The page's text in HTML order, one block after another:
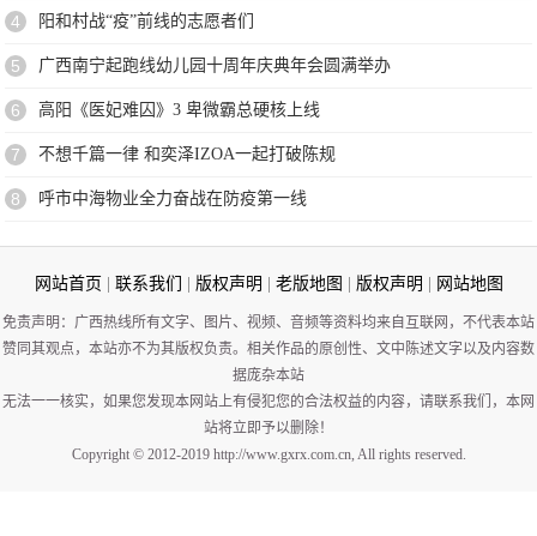
4 阳和村战“疫”前线的志愿者们
5 广西南宁起跑线幼儿园十周年庆典年会圆满举办
6 高阳《医妃难囚》3 卑微霸总硬核上线
7 不想千篇一律 和奕泽IZOA一起打破陈规
8 呼市中海物业全力奋战在防疫第一线
网站首页 联系我们 版权声明 老版地图 版权声明 网站地图
免责声明：广西热线所有文字、图片、视频、音频等资料均来自互联网，不代表本站
赞同其观点，本站亦不为其版权负责。相关作品的原创性、文中陈述文字以及内容数
据庞杂本站
无法一一核实，如果您发现本网站上有侵犯您的合法权益的内容，请联系我们，本网
站将立即予以删除！
Copyright © 2012-2019 http://www.gxrx.com.cn, All rights reserved.